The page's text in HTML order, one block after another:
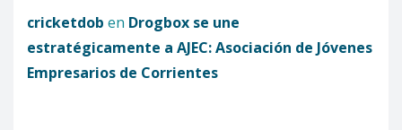
cricketdob en Drogbox se une
estratégicamente a AJEC: Asociación de Jóvenes
Empresarios de Corrientes